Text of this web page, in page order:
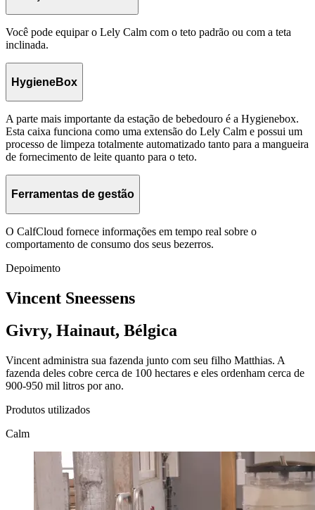
Você pode equipar o Lely Calm com o teto padrão ou com a teta
inclinada.
HygieneBox
A parte mais importante da estação de bebedouro é a Hygienebox.
Esta caixa funciona como uma extensão do Lely Calm e possui um
processo de limpeza totalmente automatizado tanto para a mangueira
de fornecimento de leite quanto para o teto.
Ferramentas de gestão
O CalfCloud fornece informações em tempo real sobre o
comportamento de consumo dos seus bezerros.
Depoimento
Vincent Sneessens
Givry, Hainaut, Bélgica
Vincent administra sua fazenda junto com seu filho Matthias. A
fazenda deles cobre cerca de 100 hectares e eles ordenham cerca de
900-950 mil litros por ano.
Produtos utilizados
Calm